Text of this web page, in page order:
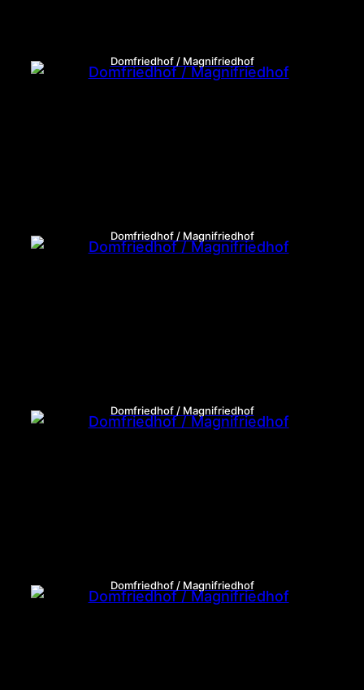
Domfriedhof / Magnifriedhof
Domfriedhof / Magnifriedhof
Domfriedhof / Magnifriedhof
Domfriedhof / Magnifriedhof